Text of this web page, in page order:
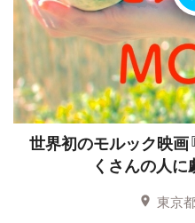
世界初のモルック映画
くさんの人
東京